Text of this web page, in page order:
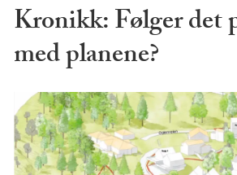
Kronikk: Følger det
med planene?